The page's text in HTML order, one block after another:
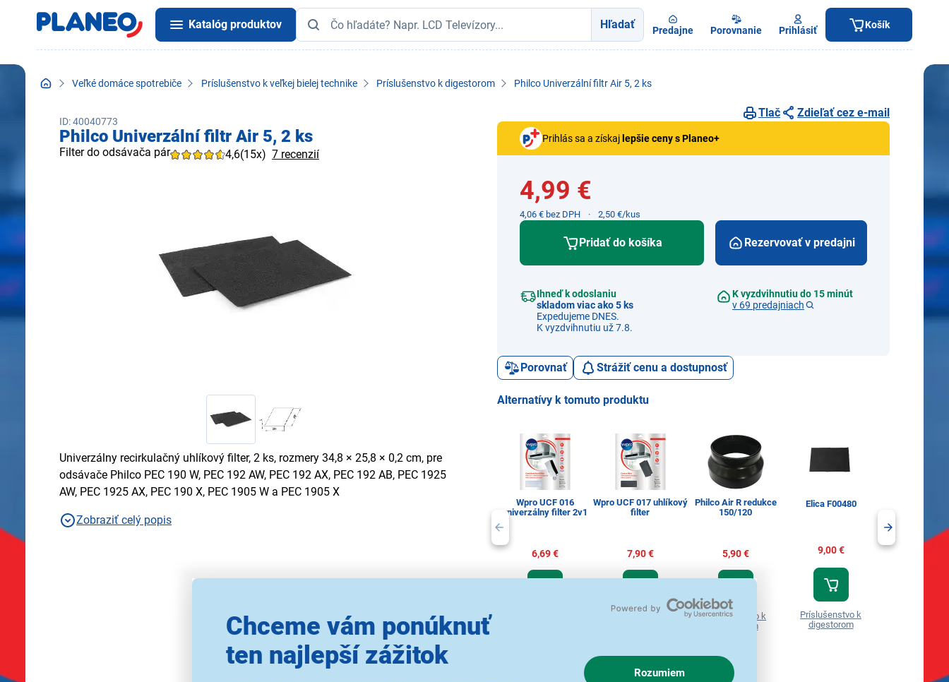
Chceme vám ponúknuť
ten najlepší zážitok
Rozumiem
Katalóg produktov Hľadať Predajne Porovnanie Prihlásiť Košík
Veľké domáce spotrebiče Príslušenstvo k veľkej bielej technike Príslušenstvo k digestorom Philco Univerzální filtr Air 5, 2 ks
ID: 40040773
Philco Univerzální filtr Air 5, 2 ks
Filter do odsávača pár 4,6(15x) 7 recenzií
Univerzálny recirkulačný uhlíkový filter, 2 ks, rozmery 34,8 × 25,8 × 0,2 cm, pre
odsávače Philco PEC 190 W, PEC 192 AW, PEC 192 AX, PEC 192 AB, PEC 1925
AW, PEC 1925 AX, PEC 190 X, PEC 1905 W a PEC 1905 X
Zobraziť celý popis
Tlač Zdieľať cez e-mail
Prihlás sa a získaj lepšie ceny s Planeo+
4,99 €
4,06 € bez DPH 2,50 €/kus
Pridať do košíka
Ihneď k odoslaniu
skladom viac ako 5 ks
Expedujeme DNES.
K vyzdvihnutiu už 7.8.
Rezervovať v predajni
K vyzdvihnutiu do 15 minút
v 69 predajniach
Porovnať Strážiť cenu a dostupnosť
Alternatívy k tomuto produktu
Wpro UCF 016
univerzálny filter 2v1
6,69 €
Wpro UCF 017 uhlíkový
filter
7,90 €
Príslušenstvo k
Philco Air R redukce
150/120
5,90 €
Príslušenstvo k
digestorom
Elica F00480
9,00 €
Príslušenstvo k
digestorom